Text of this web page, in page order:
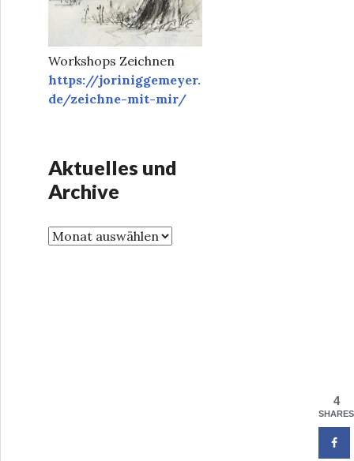
Workshops Zeichnen
https://joriniggemeyer.
de/zeichne-mit-mir/
Aktuelles und
Archive
4
SHARES